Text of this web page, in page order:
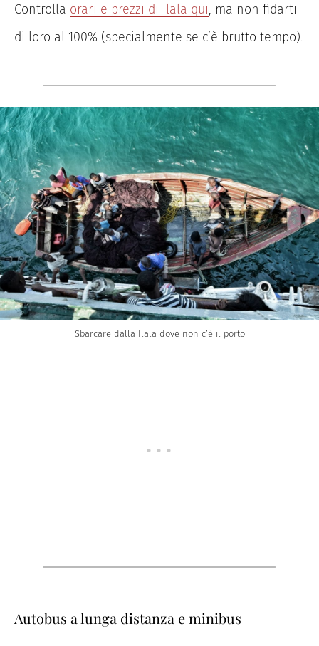
Controlla orari e prezzi di Ilala qui, ma non fidarti
di loro al 100% (specialmente se c’è brutto tempo).
Sbarcare dalla Ilala dove non c’è il porto
Autobus a lunga distanza e minibus